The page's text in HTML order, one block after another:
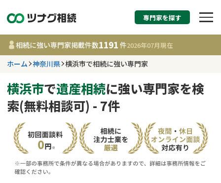
相続税申告・相続手
す
神奈川県
事務所
相談内容で探す
専門家を探す
相続に強い専門家掲載件数1191 件2026年07月現在
ホーム 神奈川県 横浜市で相続に強い専門家
横浜市で遺産相続に強い専門家を検
索(無料相談可) - 7件